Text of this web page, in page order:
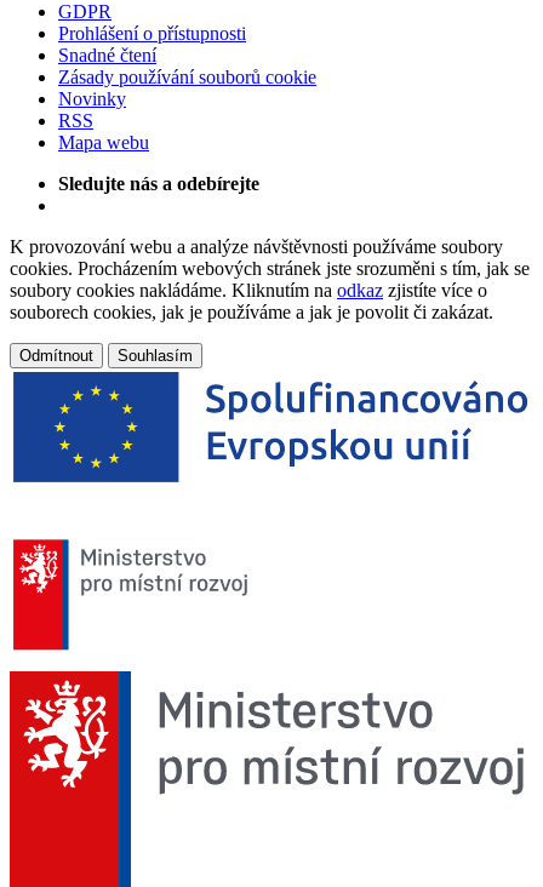
GDPR
Prohlášení o přístupnosti
Snadné čtení
Zásady používání souborů cookie
Novinky
RSS
Mapa webu
Sledujte nás a odebírejte
K provozování webu a analýze návštěvnosti používáme soubory
cookies. Procházením webových stránek jste srozuměni s tím, jak se
soubory cookies nakládáme. Kliknutím na odkaz zjistíte více o
souborech cookies, jak je používáme a jak je povolit či zakázat.
Odmítnout Souhlasím